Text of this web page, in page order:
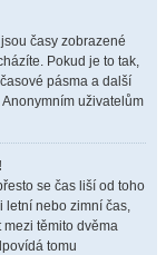
časy zobrazené
Pokud je to tak,
pásma a další
uživatelům
se čas liší od toho
letní nebo zimní čas,
těmito dvěma
tomu